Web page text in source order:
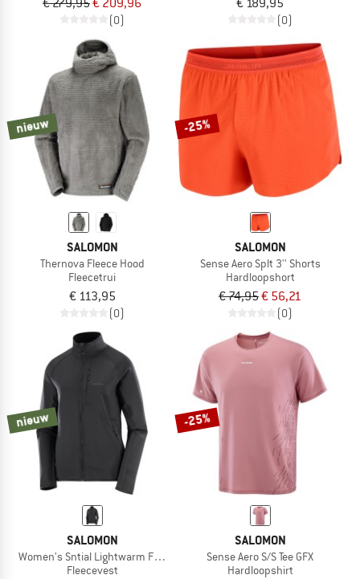
(0) (0)
nieuw
SALOMON
Thernova Fleece Hood
Fleecetrui
€ 113,95
(0)
-25%
SALOMON
Sense Aero Splt 3'' Shorts
Hardloopshort
€ 74,95€ 56,21
(0)
nieuw
SALOMON
Women's Sntial Lightwarm Full Zip
Fleecevest
-25%
SALOMON
Sense Aero S/S Tee GFX
Hardloopshirt